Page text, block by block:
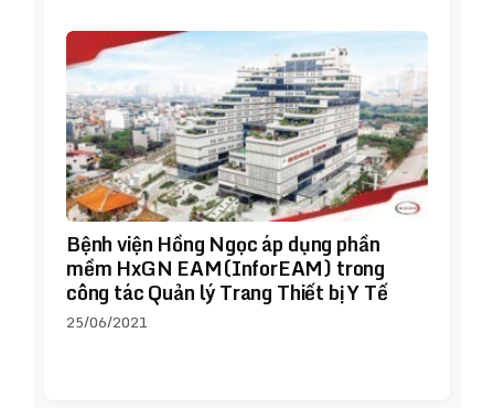
Bệnh viện Hồng Ngọc áp dụng phần
mềm HxGN EAM(InforEAM) trong
công tác Quản lý Trang Thiết bị Y Tế
25/06/2021